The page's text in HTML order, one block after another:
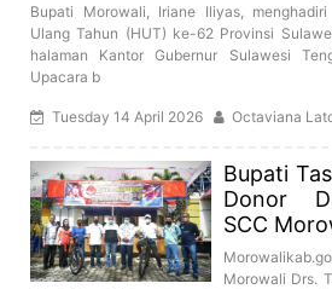
Bupati Morowali, Iriane Iliyas,
Ulang Tahun (HUT) ke-62 Provinsi
halaman Kantor Gubernur Sulawesi
Upacara b
Tuesday 14 April 2026 Octaviana
Bupati
Donor
SCC
Morowali Drs.